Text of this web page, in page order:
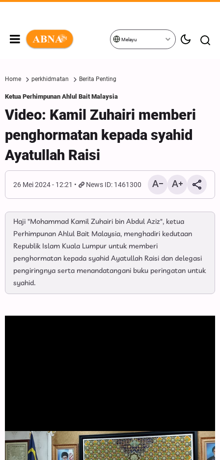
Melayu
Home perkhidmatan Berita Penting
Ketua Perhimpunan Ahlul Bait Malaysia
Video: Kamil Zuhairi memberi
penghormatan kepada syahid
Ayatullah Raisi
26 Mei 2024 - 12:21 News ID: 1461300
Haji "Mohammad Kamil Zuhairi bin Abdul Aziz", ketua
Perhimpunan Ahlul Bait Malaysia, menghadiri kedutaan
Republik Islam Kuala Lumpur untuk memberi
penghormatan kepada syahid Ayatullah Raisi dan delegasi
pengiringnya serta menandatangani buku peringatan untuk
syahid.